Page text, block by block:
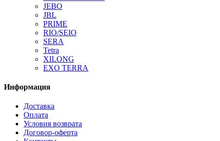
JEBO
JBL
PRIME
RIO/SEIO
SERA
Tetra
XILONG
EXO TERRA
Информация
Доставка
Оплата
Условия возврата
Договор-оферта